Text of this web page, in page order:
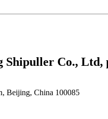
Shipuller Co.,
Beijing, China 100085